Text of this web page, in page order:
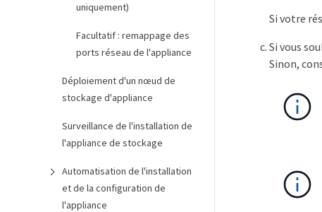
uniquement)
Facultatif : remappage des
ports réseau de l'appliance
Déploiement d'un nœud de
stockage d'appliance
Surveillance de l'installation de
l'appliance de stockage
Automatisation de l'installation
et de la configuration de
l'appliance
Si votre
Si vous
Sinon,